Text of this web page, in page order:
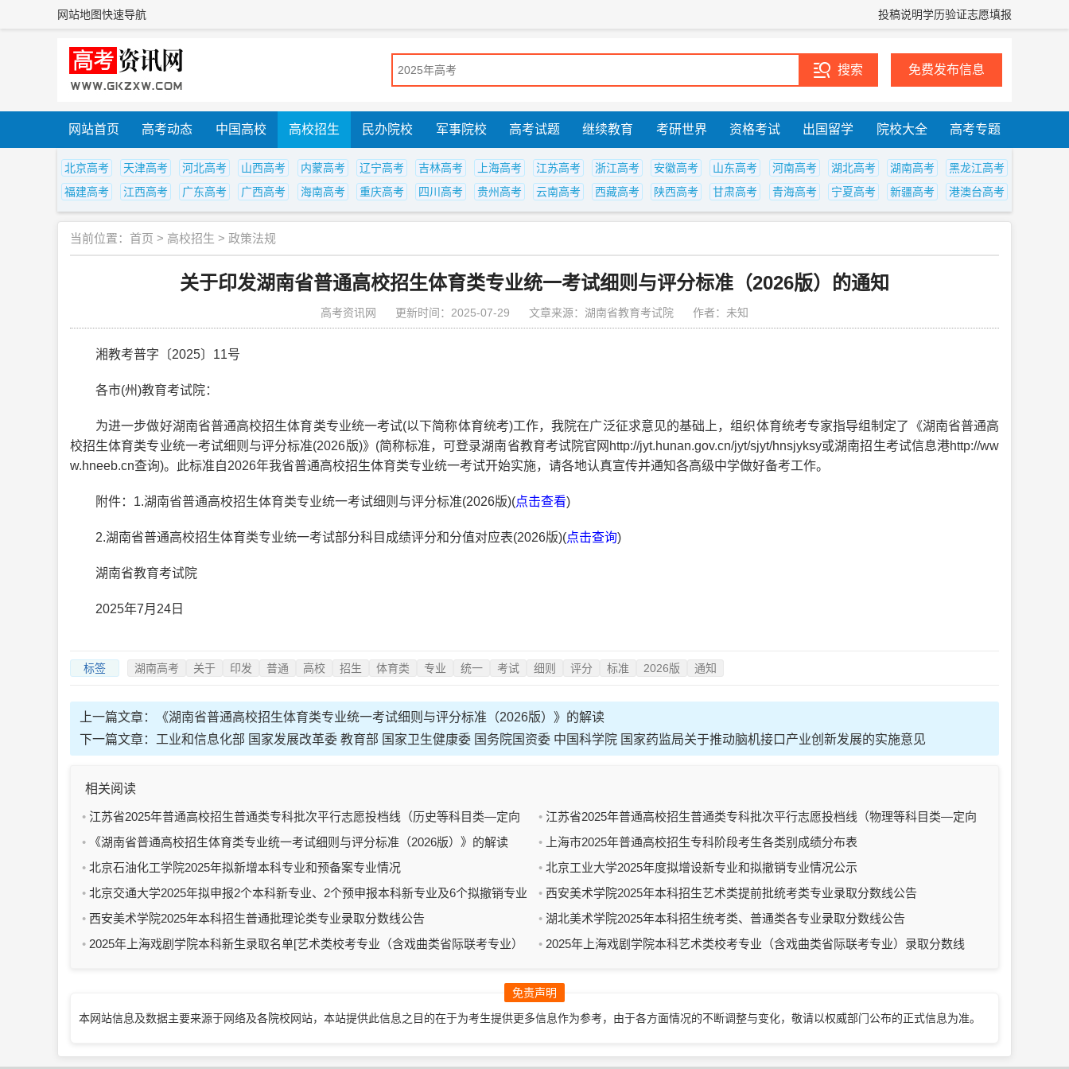
网站地图快速导航 投稿说明学历验证志愿填报
免费发布信息
网站首页 高考动态 中国高校 高校招生 民办院校 军事院校 高考试题 继续教育 考研世界 资格考试 出国留学 院校大全 高考专题
北京高考 天津高考 河北高考 山西高考 内蒙高考 辽宁高考 吉林高考 上海高考 江苏高考 浙江高考 安徽高考 山东高考 河南高考 湖北高考 湖南高考
黑龙江高考
福建高考
江西高考 广东高考 广西高考 海南高考 重庆高考 四川高考 贵州高考 云南高考 西藏高考 陕西高考 甘肃高考 青海高考 宁夏高考 新疆高考 港澳台高考
当前位置： 首页 > 高校招生 > 政策法规
关于印发湖南省普通高校招生体育类专业统一考试细则与评分标准（2026版）的通知
高考资讯网 更新时间：2025-07-29 文章来源：湖南省教育考试院 作者：未知
湘教考普字〔2025〕11号
各市(州)教育考试院：
为进一步做好湖南省普通高校招生体育类专业统一考试(以下简称体育统考)工作，我院在广泛征求意见的基础上，组织体育统考专家指导组制定了《湖南省普通高
校招生体育类专业统一考试细则与评分标准(2026版)》(简称标准，可登录湖南省教育考试院官网http://jyt.hunan.gov.cn/jyt/sjyt/hnsjyksy或湖南招生考试信息港http://ww
w.hneeb.cn查询)。此标准自2026年我省普通高校招生体育类专业统一考试开始实施，请各地认真宣传并通知各高级中学做好备考工作。
附件：1.湖南省普通高校招生体育类专业统一考试细则与评分标准(2026版)(点击查看)
2.湖南省普通高校招生体育类专业统一考试部分科目成绩评分和分值对应表(2026版)(点击查询)
湖南省教育考试院
2025年7月24日
标签 湖南高考 关于 印发 普通 高校 招生 体育类 专业 统一 考试 细则 评分 标准 2026版 通知
上一篇文章：
《湖南省普通高校招生体育类专业统一考试细则与评分标准（2026版）》的解读
下一篇文章： 工业和信息化部 国家发展改革委 教育部 国家卫生健康委 国务院国资委 中国科学院 国家药监局关于推动脑机接口产业创新发展的实施意见
相关阅读
江苏省2025年普通高校招生普通类专科批次平行志愿投档线（历史等科目类—定向
培养军士）
江苏省2025年普通高校招生普通类专科批次平行志愿投档线（物理等科目类—定向
培养军士）
《湖南省普通高校招生体育类专业统一考试细则与评分标准（2026版）》的解读
上海市2025年普通高校招生专科阶段考生各类别成绩分布表
北京石油化工学院2025年拟新增本科专业和预备案专业情况
北京工业大学2025年度拟增设新专业和拟撤销专业情况公示
北京交通大学2025年拟申报2个本科新专业、2个预申报本科新专业及6个拟撤销专业
西安美术学院2025年本科招生艺术类提前批统考类专业录取分数线公告
西安美术学院2025年本科招生普通批理论类专业录取分数线公告
湖北美术学院2025年本科招生统考类、普通类各专业录取分数线公告
2025年上海戏剧学院本科新生录取名单[艺术类校考专业（含戏曲类省际联考专业）
2025年上海戏剧学院本科艺术类校考专业（含戏曲类省际联考专业）录取分数线
免责声明
本网站信息及数据主要来源于网络及各院校网站，本站提供此信息之目的在于为考生提供更多信息作为参考，由于各方面情况的不断调整与变化，敬请以权威部门公布的正式信息为准。